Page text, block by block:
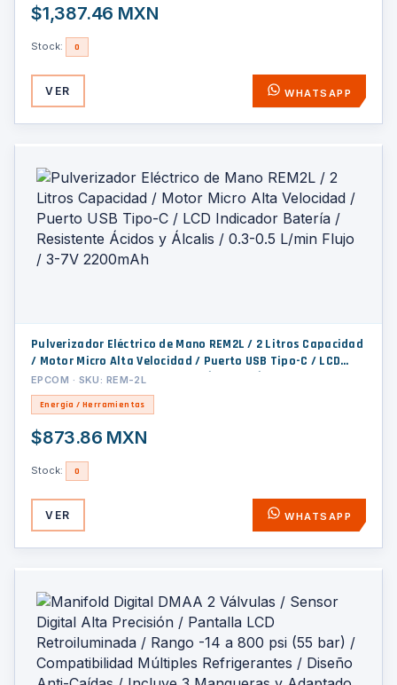
$1,387.46 MXN
Stock: 0
VER WHATSAPP
Pulverizador Eléctrico de Mano REM2L / 2 Litros Capacidad
/ Motor Micro Alta Velocidad / Puerto USB Tipo-C / LCD
Indicador Batería / Resistente Ácidos y Álcalis / 0.3-0.5
L/min Flujo / 3-7V 2200mAh
EPCOM · SKU: REM-2L
Energía / Herramientas
$873.86 MXN
Stock: 0
VER WHATSAPP